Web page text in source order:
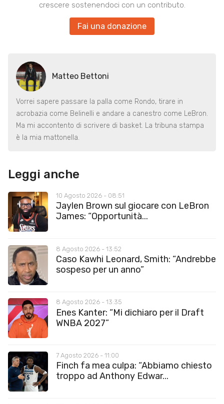
crescere sostenendoci con un contributo.
Fai una donazione
Matteo Bettoni
Vorrei sapere passare la palla come Rondo, tirare in
acrobazia come Belinelli e andare a canestro come LeBron.
Ma mi accontento di scrivere di basket. La tribuna stampa
è la mia mattonella.
Leggi anche
10 Agosto 2026 - 08:51
Jaylen Brown sul giocare con LeBron
James: “Opportunità...
8 Agosto 2026 - 13:52
Caso Kawhi Leonard, Smith: “Andrebbe
sospeso per un anno”
8 Agosto 2026 - 13:35
Enes Kanter: “Mi dichiaro per il Draft
WNBA 2027”
7 Agosto 2026 - 11:00
Finch fa mea culpa: “Abbiamo chiesto
troppo ad Anthony Edwar...